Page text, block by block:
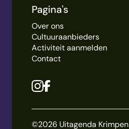
Pagina's
Over ons
Cultuuraanbieders
Activiteit aanmelden
Contact
©2026 Uitagenda Krimpen